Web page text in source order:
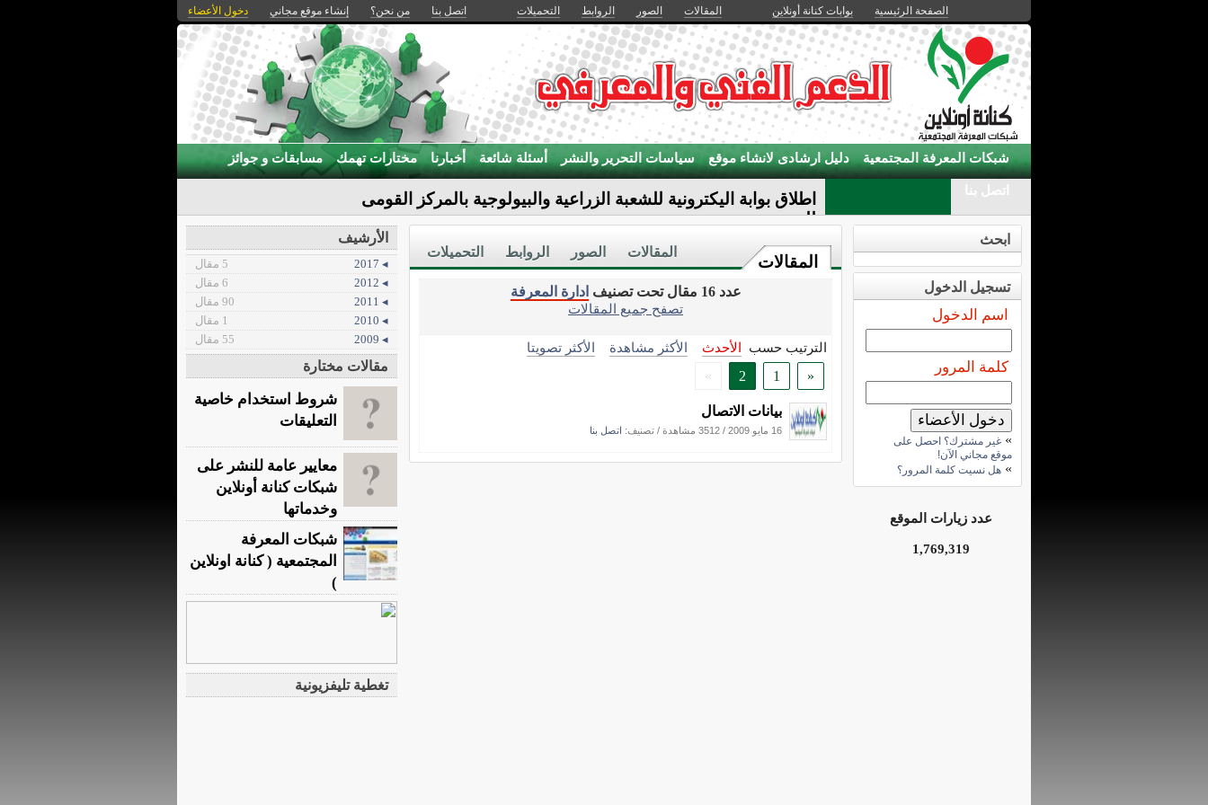
الصفحة الرئيسية بوابات كنانة أونلاين المقالات الصور الروابط التحميلات اتصل بنا من نحن؟ إنشاء موقع مجاني دخول الأعضاء
شبكات المعرفة المجتمعية دليل ارشادى لانشاء موقع سياسات التحرير والنشر أسئلة شائعة أخبارنا مختارات تهمك مسابقات و جوائز
اتصل بنا
اطلاق بوابة اليكترونية للشعبة الزراعية والبيولوجية بالمركز القومى
للبحوث
المقالات
التحميلات الروابط الصور المقالات
عدد 16 مقال تحت تصنيف
ادارة المعرفة
تصفح جميع المقالات
الترتيب حسب الأحدث الأكثر مشاهدة
الأكثر تصويتا
«
1
2
»
بيانات الاتصال
16 مايو 2009 / 3512 مشاهدة / تصنيف: اتصل بنا
ابحث
تسجيل الدخول
اسم الدخول
كلمة المرور
» غير مشترك؟ احصل على
موقع مجاني الآن!
» هل نسيت كلمة المرور؟
عدد زيارات الموقع
1,769,319
الأرشيف
◂ 2017
5 مقال
◂ 2012
6 مقال
◂ 2011
90 مقال
◂ 2010
1 مقال
◂ 2009
55 مقال
مقالات مختارة
شروط استخدام خاصية
التعليقات
معايير عامة للنشر على
شبكات كنانة أونلاين
وخدماتها
شبكات المعرفة
المجتمعية ( كنانة اونلاين
)
تغطية تليفزيونية